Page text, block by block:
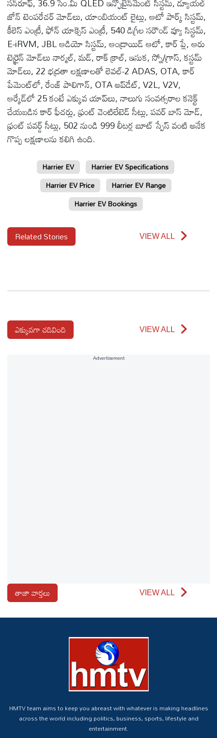
జోన్ టెంపరేచర్ మోడ్‌లు, యాంబియంట్ లైట్లు, ఆటో పార్క్ సిస్టమ్,
కీలెస్ ఎంట్రీ, ఫోన్ యాక్సెస్ ఎంట్రీ, 540 డిగ్రీల సరౌండ్ వ్యూ సిస్టమ్,
E-iRVM, JBL ఆడియో సిస్టమ్, ఆండ్రాయిడ్ ఆటో, కార్ ప్లే, ఆరు
టెర్రైన్ మోడ్‌లు నార్మల్, మడ్, రాక్ క్రాల్, ఇసుక, స్నో/గ్రాస్, కస్టమ్
మోడ్‌లు, 22 భద్రతా లక్షణాలతో లెవల్-2 ADAS, OTA, కార్
పేమెంట్‌లో, రేంజ్ పాలిగాన్, OTA అప్‌డేట్, V2L, V2V,
ఆర్కేడ్‌లో 25 కంటే ఎక్కువ యాప్‌లు, నాలుగు సంవత్సరాల కనెక్ట్
చేయబడిన కార్ ఫీచర్లు, ఫ్రంట్ వెంటిలేటెడ్ సీట్లు, పవర్ బాస్ మోడ్,
ఫ్రంట్ పవర్డ్ సీట్లు, 502 నుండి 999 లీటర్ల బూట్ స్పేస్ వంటి అనేక
గొప్ప లక్షణాలను కలిగి ఉంది.
Harrier EV
Harrier EV Specifications
Harrier EV Price
Harrier EV Range
Harrier EV Bookings
Related Stories VIEW ALL
ఎక్కువగా చదివింది VIEW ALL
Advertisement
తాజా వార్తలు VIEW ALL
HMTV team aims to keep you abreast with whatever is making headlines
across the world including politics, business, sports, lifestyle and
entertainment.